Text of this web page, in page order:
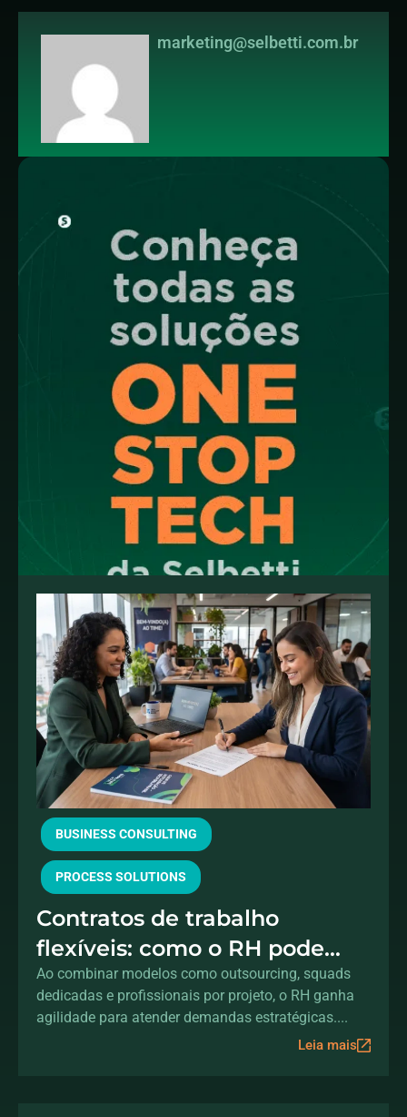
marketing@selbetti.com.br
BUSINESS CONSULTING
PROCESS SOLUTIONS
Contratos de trabalho
flexíveis: como o RH pode
acelerar a transformação
digital sem aumentar o
Ao combinar modelos como outsourcing, squads
dedicadas e profissionais por projeto, o RH ganha
agilidade para atender demandas estratégicas....
Leia mais